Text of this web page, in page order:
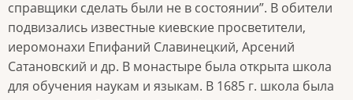
справщики сделать были не в состоянии”. В обители
подвизались известные киевские просветители,
иеромонахи Епифаний Славинецкий, Арсений
Сатановский и др. В монастыре была открыта школа
для обучения наукам и языкам. В 1685 г. школа была